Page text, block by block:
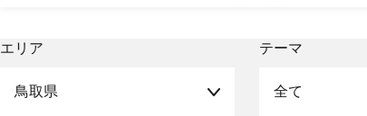
エリア
鳥取県
テーマ
全て